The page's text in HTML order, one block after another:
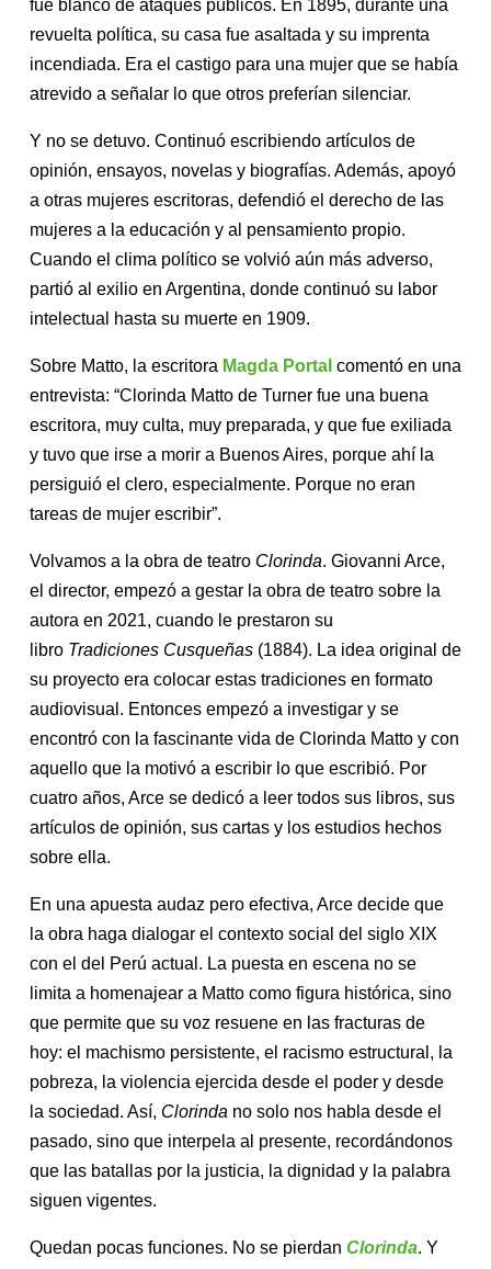
fue blanco de ataques públicos. En 1895, durante una
revuelta política, su casa fue asaltada y su imprenta
incendiada. Era el castigo para una mujer que se había
atrevido a señalar lo que otros preferían silenciar.
Y no se detuvo. Continuó escribiendo artículos de
opinión, ensayos, novelas y biografías. Además, apoyó
a otras mujeres escritoras, defendió el derecho de las
mujeres a la educación y al pensamiento propio.
Cuando el clima político se volvió aún más adverso,
partió al exilio en Argentina, donde continuó su labor
intelectual hasta su muerte en 1909.
Sobre Matto, la escritora Magda Portal comentó en una
entrevista: “Clorinda Matto de Turner fue una buena
escritora, muy culta, muy preparada, y que fue exiliada
y tuvo que irse a morir a Buenos Aires, porque ahí la
persiguió el clero, especialmente. Porque no eran
tareas de mujer escribir”.
Volvamos a la obra de teatro Clorinda. Giovanni Arce,
el director, empezó a gestar la obra de teatro sobre la
autora en 2021, cuando le prestaron su
libro Tradiciones Cusqueñas (1884). La idea original de
su proyecto era colocar estas tradiciones en formato
audiovisual. Entonces empezó a investigar y se
encontró con la fascinante vida de Clorinda Matto y con
aquello que la motivó a escribir lo que escribió. Por
cuatro años, Arce se dedicó a leer todos sus libros, sus
artículos de opinión, sus cartas y los estudios hechos
sobre ella.
En una apuesta audaz pero efectiva, Arce decide que
la obra haga dialogar el contexto social del siglo XIX
con el del Perú actual. La puesta en escena no se
limita a homenajear a Matto como figura histórica, sino
que permite que su voz resuene en las fracturas de
hoy: el machismo persistente, el racismo estructural, la
pobreza, la violencia ejercida desde el poder y desde
la sociedad. Así, Clorinda no solo nos habla desde el
pasado, sino que interpela al presente, recordándonos
que las batallas por la justicia, la dignidad y la palabra
siguen vigentes.
Quedan pocas funciones. No se pierdan Clorinda. Y